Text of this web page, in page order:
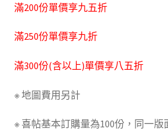
滿200份單價享九五折
滿250份單價享九折
滿300份(含以上)單價享八五折
※ 地圖費用另計
※ 喜帖基本訂購量為100份，同一版